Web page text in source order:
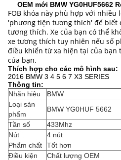
OEM mới BMW YG0HUF5662
FOB khóa này phù hợp với nhiều
'phương tiện tương thích' để biết
tương thích. Xe của bạn có thể
xe tương thích tuy nhiên nếu số
điều khiển từ xa hiện tại của bạn
của bạn.
Thích hợp cho các mô hình sau:
2016 BMW 3 4 5 6 7 X3 SERIES
Thông tin:
Nhãn hiệu
BMW
Loại sản
phẩm
BMW YG0HUF 5662
Tần số
433Mhz
Nút
4 nút
Phẩm chất
Tốt hơn
Điều kiện
Chất lượng OEM